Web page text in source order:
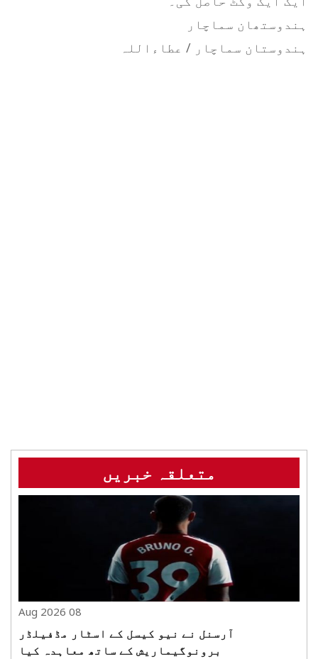
ہندوستھان سماچار
ہندوستان سماچار / عطاءاللہ
متعلقہ خبریں
08 Aug 2026
آرسنل نے نیو کیسل کے اسٹار مڈفیلڈر
برونوگیماریش کے ساتھ معاہدہ کیا